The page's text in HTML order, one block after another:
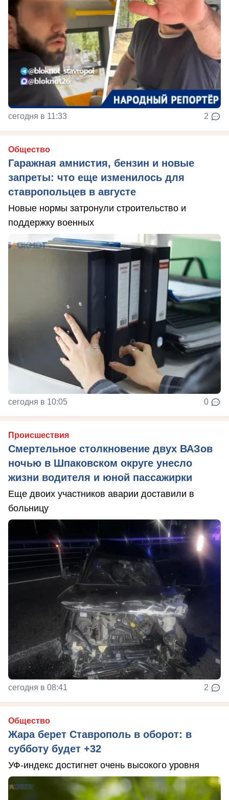
сегодня в 11:33 2
Общество
Гаражная амнистия, бензин и новые
запреты: что еще изменилось для
ставропольцев в августе
Новые нормы затронули строительство и
поддержку военных
сегодня в 10:05 0
Происшествия
Смертельное столкновение двух ВАЗов
ночью в Шпаковском округе унесло
жизни водителя и юной пассажирки
Еще двоих участников аварии доставили в
больницу
сегодня в 08:41 2
Общество
Жара берет Ставрополь в оборот: в
субботу будет +32
УФ-индекс достигнет очень высокого уровня